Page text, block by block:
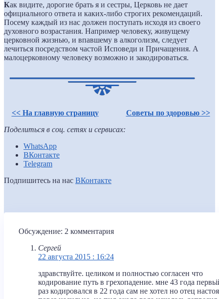
Как видите, дорогие брать я и сестры, Церковь не дает
официального ответа и каких-либо строгих рекомендаций.
Посему каждый из нас должен поступать исходя из своего
духовного возрастания. Например человеку, живущему
церковной жизнью, и впавшему в алкоголизм, следует
лечиться посредством частой Исповеди и Причащения. А
малоцерковному человеку возможно и закодироваться.
<< На главную страницу
Советы по здоровью >>
Поделиться в соц. сетях и сервисах:
WhatsApp
ВКонтакте
Telegram
Подпишитесь на нас ВКонтакте
Обсуждение: 2 комментария
Сергей
22 августа 2015 : 16:24
здравствуйте. целиком и полностью согласен что
кодирование путь в грехопадение. мне 43 года
раз кодировался в 22 года сам не хотел но отец